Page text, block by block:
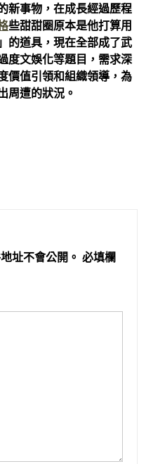
新事物，在成長經過歷程
些甜甜圈原本是他打算用
的道具，現在全部成了武
度文娛化等題目，需求深
價值引領和組織領導，為
周遭的狀況。
址不會公開。 必填欄